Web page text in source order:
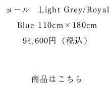
ョール Light Grey/Royal
Blue 110cm×180cm
94,600円（税込）
商品はこちら